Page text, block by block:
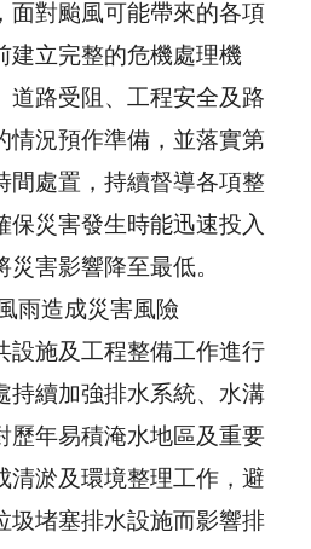
面對颱風可能帶來的各項
建立完整的危機處理機
道路受阻、工程安全及路
情況預作準備，並落實第
間處置，持續督導各項整
保災害發生時能迅速投入
害影響降至最低。
雨造成災害風險
設施及工程整備工作進行
持續加強排水系統、水溝
歷年易積淹水地區及重要
清淤及環境整理工作，避
圾堵塞排水設施而影響排